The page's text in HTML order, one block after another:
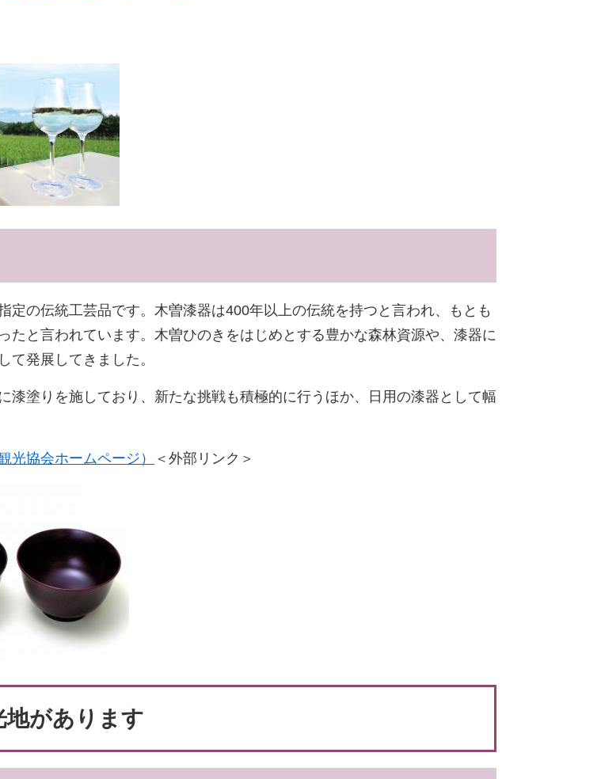
の伝統工芸品です。木曽漆器は400年以上の伝統を持つと言われ、もとも
たと言われています。木曽ひのきをはじめとする豊かな森林資源や、漆器に
て発展してきました。
漆塗りを施しており、新たな挑戦も積極的に行うほか、日用の漆器として幅
協会ホームページ） ＜外部リンク＞
地があります